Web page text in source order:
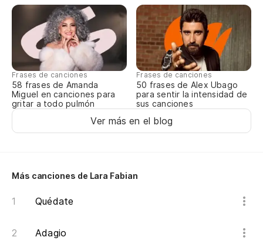
Frases de canciones
58 frases de Amanda
Miguel en canciones para
gritar a todo pulmón
Frases de canciones
50 frases de Alex Ubago
para sentir la intensidad de
sus canciones
Ver más en el blog
Más canciones de Lara Fabian
Quédate
Adagio